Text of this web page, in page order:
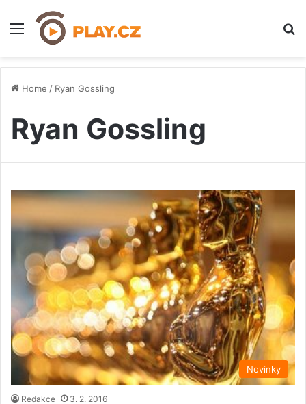
Menu
Home / Ryan Gossling
Ryan Gossling
Novinky
Redakce 3. 2. 2016